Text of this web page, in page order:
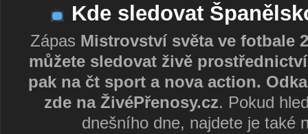
Kde sledovat
Zápas Mistrovství světa ve fotbale
můžete sledovat živě
pak na čt sport a nova action.
zde na ŽivéPřenosy.cz. Pokud
dnešního dne, najdete je také